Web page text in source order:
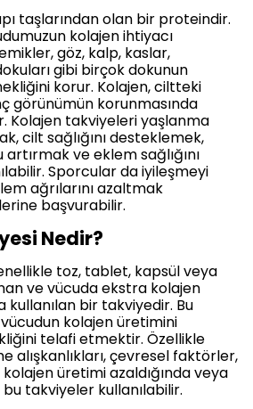
taşlarından olan bir proteindir.
kolajen ihtiyacı
göz, kalp, kaslar,
gibi birçok dokunun
korur. Kolajen, ciltteki
görünümün korunmasında
Kolajen takviyeleri yaşlanma
cilt sağlığını desteklemek,
ve eklem sağlığını
Sporcular da iyileşmeyi
ağrılarını azaltmak
başvurabilir.
Nedir?
toz, tablet, kapsül veya
ve vücuda ekstra kolajen
kullanılan bir takviyedir. Bu
kolajen üretimini
telafi etmektir. Özellikle
alışkanlıkları, çevresel faktörler,
üretimi azaldığında veya
takviyeler kullanılabilir.